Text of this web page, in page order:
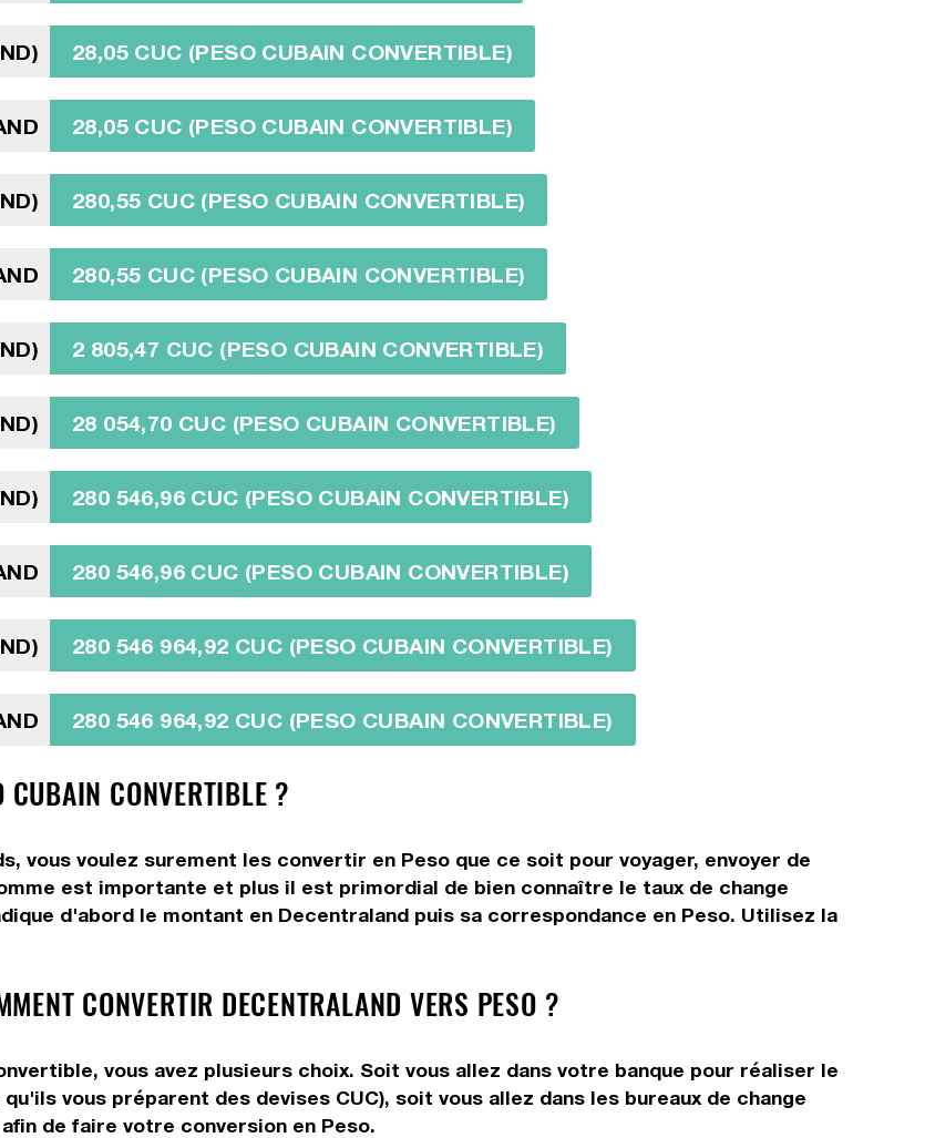
28,05 CUC (PESO CUBAIN CONVERTIBLE)
28,05 CUC (PESO CUBAIN CONVERTIBLE)
280,55 CUC (PESO CUBAIN CONVERTIBLE)
280,55 CUC (PESO CUBAIN CONVERTIBLE)
2 805,47 CUC (PESO CUBAIN CONVERTIBLE)
28 054,70 CUC (PESO CUBAIN CONVERTIBLE)
280 546,96 CUC (PESO CUBAIN CONVERTIBLE)
280 546,96 CUC (PESO CUBAIN CONVERTIBLE)
280 546 964,92 CUC (PESO CUBAIN CONVERTIBLE)
280 546 964,92 CUC (PESO CUBAIN CONVERTIBLE)
CUBAIN CONVERTIBLE ?
vous voulez surement les convertir en Peso que ce soit pour voyager, envoyer de
est importante et plus il est primordial de bien connaître le taux de change
d'abord le montant en Decentraland puis sa correspondance en Peso. Utilisez la
CONVERTIR DECENTRALAND VERS PESO ?
vous avez plusieurs choix. Soit vous allez dans votre banque pour réaliser le
vous préparent des devises CUC), soit vous allez dans les bureaux de change
de faire votre conversion en Peso.